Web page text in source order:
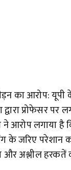
का आरोप: यूपी
द्वारा प्रोफेसर
ने आरोप लगाया है
के जरिए परेशान
अश्लील हरकतें